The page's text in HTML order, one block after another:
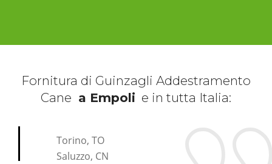
Fornitura di Guinzagli Addestramento
Cane a Empoli e in tutta Italia:
Torino, TO
Saluzzo, CN